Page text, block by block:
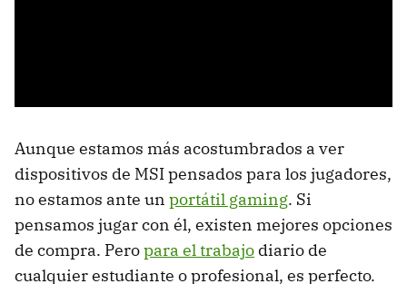
Aunque estamos más acostumbrados a ver
dispositivos de MSI pensados para los jugadores,
no estamos ante un portátil gaming. Si
pensamos jugar con él, existen mejores opciones
de compra. Peropara el trabajo diario de
cualquier estudiante o profesional, es perfecto.